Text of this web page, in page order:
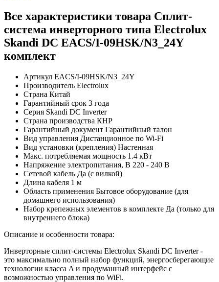
Все характеристики товара Сплит-
система инверторного типа Electrolux
Skandi DC EACS/I-09HSK/N3_24Y
комплект
Артикул EACS/I-09HSK/N3_24Y
Производитель Electrolux
Страна Китай
Гарантийный срок 3 года
Серия Skandi DC Inverter
Страна производства КНР
Гарантийный документ Гарантийный талон
Вид управления Дистанционное по Wi-Fi
Вид установки (крепления) Настенная
Макс. потребляемая мощность 1.4 кВт
Напряжение электропитания, В 220 - 240 В
Сетевой кабель Да (с вилкой)
Длина кабеля 1 м
Область применения Бытовое оборудование (для
домашнего использования)
Набор крепежных элементов в комплекте Да (только для
внутреннего блока)
Описание и особенности товара:
Инверторные сплит-системы Electrolux Skandi DC Inverter -
это максимально полный набор функций, энергосберегающие
технологии класса A и продуманный интерфейс с
возможностью управления по WiFi.